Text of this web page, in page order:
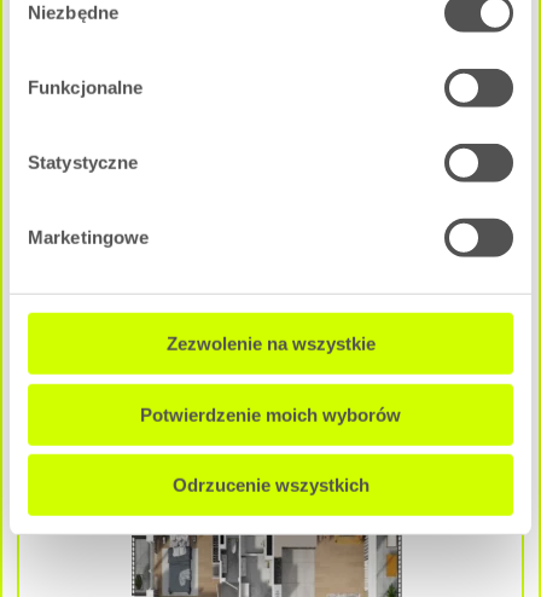
zgody
Niezbędne
Funkcjonalne
Statystyczne
Marketingowe
Zezwolenie na wszystkie
Potwierdzenie moich wyborów
Odrzucenie wszystkich
Pow. użytkowa:
A - C3M3 Dostępne